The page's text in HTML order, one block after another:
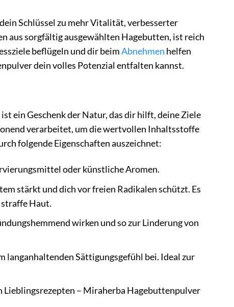
Schlüssel zu mehr Vitalität, verbesserter
aus sorgfältig ausgewählten Hagebutten, ist reich
beflügeln und dir beimAbnehmen helfen
dein volles Potenzial entfalten kannst.
ein Geschenk der Natur, das dir hilft, deine Ziele
verarbeitet, um die wertvollen Inhaltsstoffe
folgende Eigenschaften auszeichnet:
oder künstliche Aromen.
stärkt und dich vor freien Radikalen schützt. Es
Haut.
wirken und so zur Linderung von
langanhaltenden Sättigungsgefühl bei. Ideal zur
Lieblingsrezepten – Miraherba Hagebuttenpulver